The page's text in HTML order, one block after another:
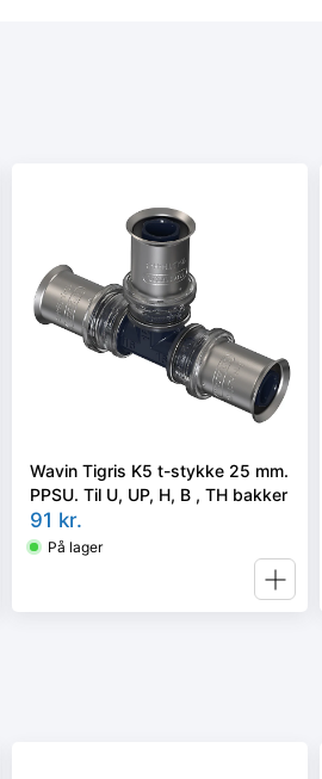
Wavin Tigris K5 t-stykke 25 mm.
PPSU. Til U, UP, H, B , TH bakker
91 kr.
På lager